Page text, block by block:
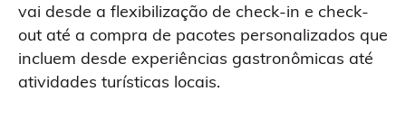
vai desde a flexibilização de check-in e check-
out até a compra de pacotes personalizados que
incluem desde experiências gastronômicas até
atividades turísticas locais.